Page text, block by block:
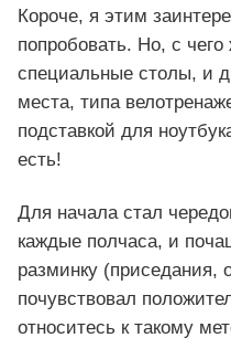
Короче, я этим
попробовать. Но, с
специальные столы, и
места, типа
подставкой для
есть!
Для начала стал
каждые полчаса, и
разминку
почувствовал
относитесь к такому